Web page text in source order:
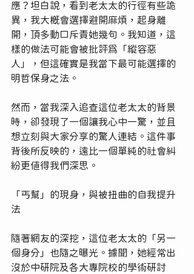
應？坦白說，看到老太太的行徑有些詭
異，我大概會選擇避開麻煩，起身離
開，頂多動口斥責她幾句。我知道，這
樣的做法可能會被批評為「縱容惡
人」，但這確實是我當下最可能選擇的
明哲保身之法。
然而，當我深入追查這位老太太的背景
時，卻發現了一個讓我心中一驚，並且
想立刻與大家分享的驚人連結。這件事
背後所反映的，遠比一個單純的社會糾
紛更值得我們深思。
「丐幫」的現身，與被扭曲的自我提升
法
隨著網友的深挖，這位老太太的「另一
個身分」也隨之曝光。據聞，她經常出
沒於中研院及各大專院校的學術研討